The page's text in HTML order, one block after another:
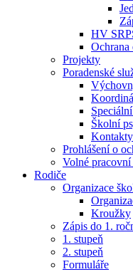
HV
Ochrana
Projekty
Poradenské
Školní
Kontakty
Prohlášení o
Volné pracovní
Rodiče
Organizace
Kroužky
Zápis do 1.
1. stupeň
2. stupeň
Formuláře